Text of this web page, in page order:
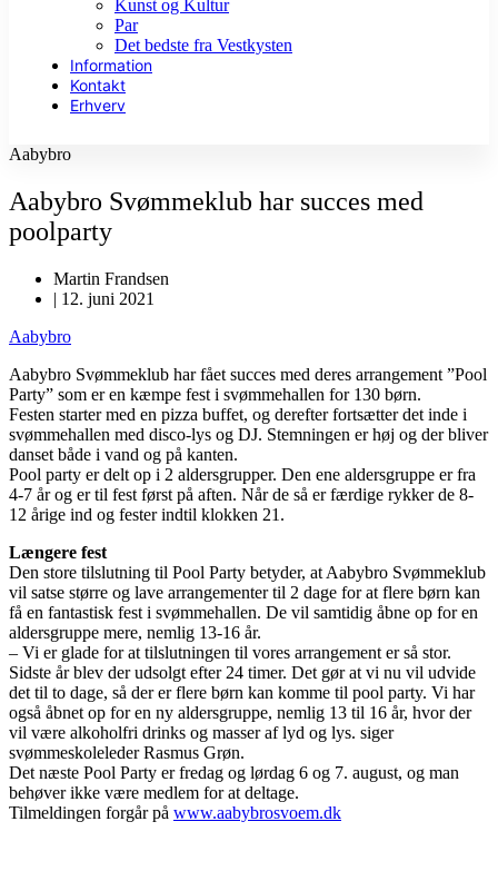
Kunst og Kultur
Par
Det bedste fra Vestkysten
Information
Kontakt
Erhverv
Aabybro
Aabybro Svømmeklub har succes med
poolparty
Martin Frandsen
| 12. juni 2021
Aabybro
Aabybro Svømmeklub har fået succes med deres arrangement ”Pool
Party” som er en kæmpe fest i svømmehallen for 130 børn.
Festen starter med en pizza buffet, og derefter fortsætter det inde i
svømmehallen med disco-lys og DJ. Stemningen er høj og der bliver
danset både i vand og på kanten.
Pool party er delt op i 2 aldersgrupper. Den ene aldersgruppe er fra
4-7 år og er til fest først på aften. Når de så er færdige rykker de 8-
12 årige ind og fester indtil klokken 21.
Længere fest
Den store tilslutning til Pool Party betyder, at Aabybro Svømmeklub
vil satse større og lave arrangementer til 2 dage for at flere børn kan
få en fantastisk fest i svømmehallen. De vil samtidig åbne op for en
aldersgruppe mere, nemlig 13-16 år.
– Vi er glade for at tilslutningen til vores arrangement er så stor.
Sidste år blev der udsolgt efter 24 timer. Det gør at vi nu vil udvide
det til to dage, så der er flere børn kan komme til pool party. Vi har
også åbnet op for en ny aldersgruppe, nemlig 13 til 16 år, hvor der
vil være alkoholfri drinks og masser af lyd og lys. siger
svømmeskoleleder Rasmus Grøn.
Det næste Pool Party er fredag og lørdag 6 og 7. august, og man
behøver ikke være medlem for at deltage.
Tilmeldingen forgår på www.aabybrosvoem.dk